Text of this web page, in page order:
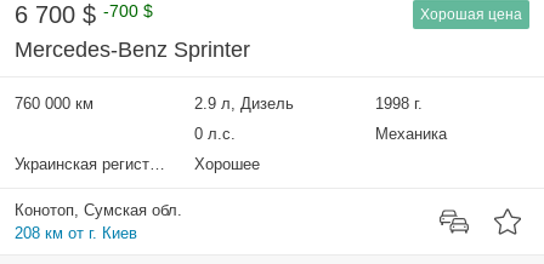
6 700 $ -700 $ Хорошая цена
Mercedes-Benz Sprinter
760 000 км 2.9 л, Дизель
1998 г.
0 л.с.
Механика
Украинская регистрация
Хорошее
Конотоп, Сумская обл.
208 км от г. Киев